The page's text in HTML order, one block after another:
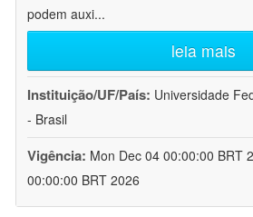
podem auxi...
leia mais
Instituição/UF/País: Universidade
- Brasil
Vigência: Mon Dec 04 00:00:00 BRT
00:00:00 BRT 2026